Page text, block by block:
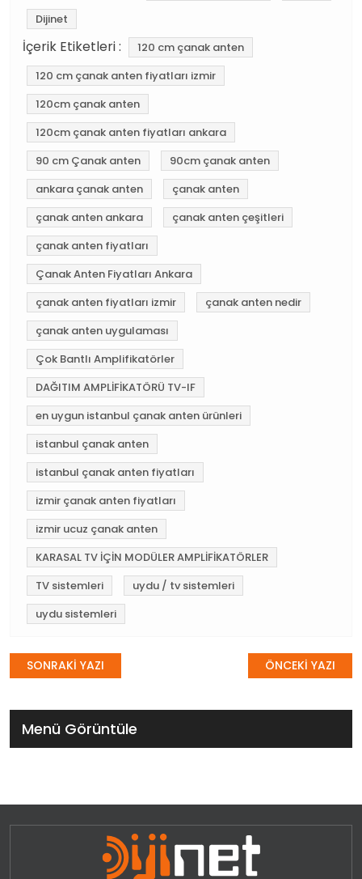
Dijinet
İçerik Etiketleri :
120 cm çanak anten
120 cm çanak anten fiyatları izmir
120cm çanak anten
120cm çanak anten fiyatları ankara
90 cm Çanak anten
90cm çanak anten
ankara çanak anten
çanak anten
çanak anten ankara
çanak anten çeşitleri
çanak anten fiyatları
Çanak Anten Fiyatları Ankara
çanak anten fiyatları izmir
çanak anten nedir
çanak anten uygulaması
Çok Bantlı Amplifikatörler
DAĞITIM AMPLİFİKATÖRÜ TV-IF
en uygun istanbul çanak anten ürünleri
istanbul çanak anten
istanbul çanak anten fiyatları
izmir çanak anten fiyatları
izmir ucuz çanak anten
KARASAL TV İÇİN MODÜLER AMPLİFİKATÖRLER
TV sistemleri
uydu / tv sistemleri
uydu sistemleri
Yazı
ÖNCEKİ YAZI
SONRAKİ YAZI
Menü Görüntüle